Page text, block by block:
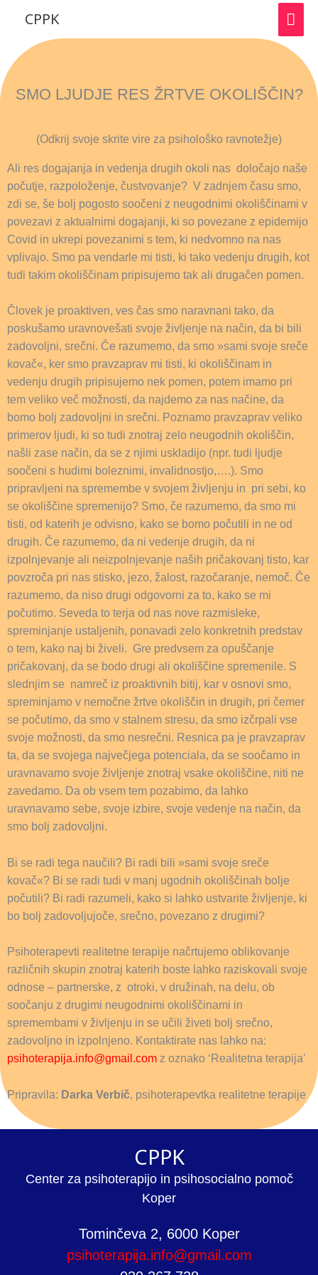
content
CPPK
SMO LJUDJE RES ŽRTVE OKOLIŠČIN?
(Odkrij svoje skrite vire za psihološko ravnotežje)
Ali res dogajanja in vedenja drugih okoli nas določajo naše
počutje, razpoloženje, čustvovanje? V zadnjem času smo,
zdi se, še bolj pogosto soočeni z neugodnimi okoliščinami v
povezavi z aktualnimi dogajanji, ki so povezane z epidemijo
Covid in ukrepi povezanimi s tem, ki nedvomno na nas
vplivajo. Smo pa vendarle mi tisti, ki tako vedenju drugih, kot
tudi takim okoliščinam pripisujemo tak ali drugačen pomen.
Človek je proaktiven, ves čas smo naravnani tako, da
poskušamo uravnovešati svoje življenje na način, da bi bili
zadovoljni, srečni. Če razumemo, da smo »sami svoje sreče
kovač«, ker smo pravzaprav mi tisti, ki okoliščinam in
vedenju drugih pripisujemo nek pomen, potem imamo pri
tem veliko več možnosti, da najdemo za nas načine, da
bomo bolj zadovoljni in srečni. Poznamo pravzaprav veliko
primerov ljudi, ki so tudi znotraj zelo neugodnih okoliščin,
našli zase način, da se z njimi uskladijo (npr. tudi ljudje
soočeni s hudimi boleznimi, invalidnostjo,….). Smo
pripravljeni na spremembe v svojem življenju in pri sebi, ko
se okoliščine spremenijo? Smo, če razumemo, da smo mi
tisti, od katerih je odvisno, kako se bomo počutili in ne od
drugih. Če razumemo, da ni vedenje drugih, da ni
izpolnjevanje ali neizpolnjevanje naših pričakovanj tisto, kar
povzroča pri nas stisko, jezo, žalost, razočaranje, nemoč. Če
razumemo, da niso drugi odgovorni za to, kako se mi
počutimo. Seveda to terja od nas nove razmisleke,
spreminjanje ustaljenih, ponavadi zelo konkretnih predstav
o tem, kako naj bi živeli. Gre predvsem za opuščanje
pričakovanj, da se bodo drugi ali okoliščine spremenile. S
slednjim se namreč iz proaktivnih bitij, kar v osnovi smo,
spreminjamo v nemočne žrtve okoliščin in drugih, pri čemer
se počutimo, da smo v stalnem stresu, da smo izčrpali vse
svoje možnosti, da smo nesrečni. Resnica pa je pravzaprav
ta, da se svojega največjega potenciala, da se soočamo in
uravnavamo svoje življenje znotraj vsake okoliščine, niti ne
zavedamo. Da ob vsem tem pozabimo, da lahko
uravnavamo sebe, svoje izbire, svoje vedenje na način, da
smo bolj zadovoljni.
Bi se radi tega naučili? Bi radi bili »sami svoje sreče
kovač«? Bi se radi tudi v manj ugodnih okoliščinah bolje
počutili? Bi radi razumeli, kako si lahko ustvarite življenje, ki
bo bolj zadovoljujoče, srečno, povezano z drugimi?
Psihoterapevti realitetne terapije načrtujemo oblikovanje
različnih skupin znotraj katerih boste lahko raziskovali svoje
odnose – partnerske, z otroki, v družinah, na delu, ob
soočanju z drugimi neugodnimi okoliščinami in
spremembami v življenju in se učili živeti bolj srečno,
zadovoljno in izpolnjeno. Kontaktirate nas lahko na:
psihoterapija.info@gmail.com z oznako ‘Realitetna terapija’
Pripravila: Darka Verbič, psihoterapevtka realitetne terapije
CPPK
Center za psihoterapijo in psihosocialno pomoč
Koper
Tominčeva 2, 6000 Koper
psihoterapija.info@gmail.com